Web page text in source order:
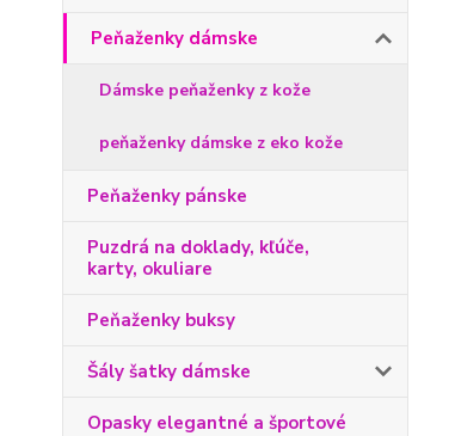
Peňaženky dámske
Dámske peňaženky z kože
peňaženky dámske z eko kože
Peňaženky pánske
Puzdrá na doklady, kľúče,
karty, okuliare
Peňaženky buksy
Šály šatky dámske
Opasky elegantné a športové